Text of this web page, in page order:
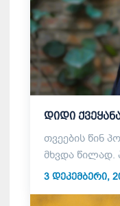
დიდი
თვეების წინ
მხვდა
3 ᲓᲔᲙᲔᲛᲑᲔᲠᲘ,